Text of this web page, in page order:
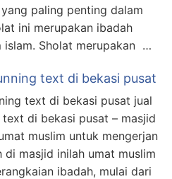
paling penting dalam
ini merupakan ibadah
islam. Sholat merupakan …
text di bekasi pusat
text di bekasi pusat jual
di bekasi pusat – masjid
muslim untuk mengerjan
di masjid inilah umat muslim
ibadah, mulai dari